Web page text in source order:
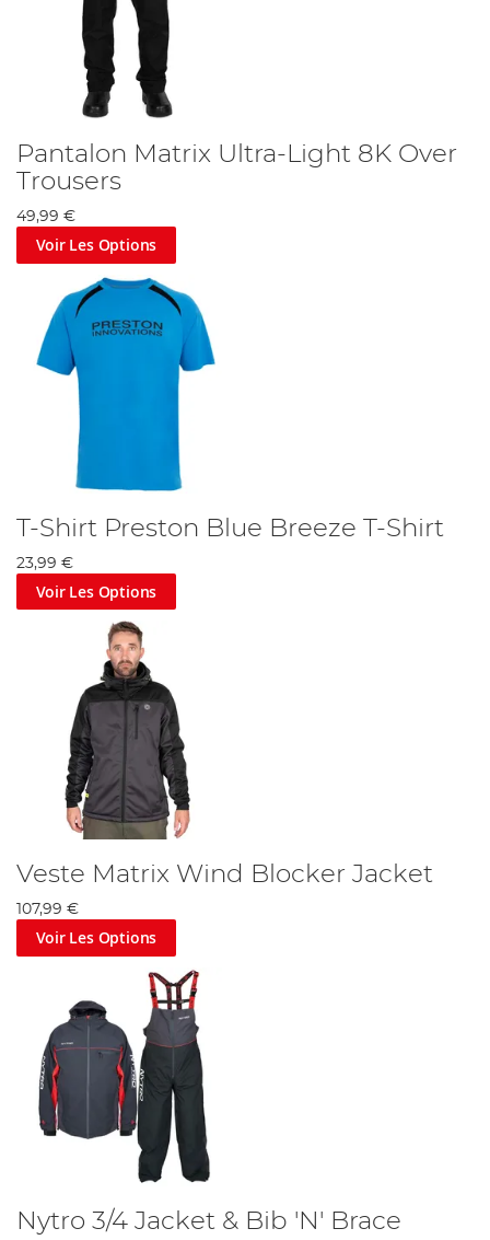
Pantalon Matrix Ultra-Light 8K Over
Trousers
49,99 €
Voir Les Options
T-Shirt Preston Blue Breeze T-Shirt
23,99 €
Voir Les Options
Veste Matrix Wind Blocker Jacket
107,99 €
Voir Les Options
Nytro 3/4 Jacket & Bib 'N' Brace